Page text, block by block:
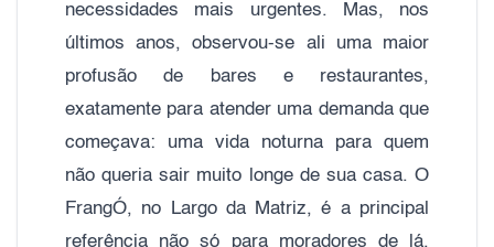
necessidades mais urgentes. Mas, nos
últimos anos, observou-se ali uma maior
profusão de bares e restaurantes,
exatamente para atender uma demanda que
começava: uma vida noturna para quem
não queria sair muito longe de sua casa. O
FrangÓ, no Largo da Matriz, é a principal
referência não só para moradores de lá,